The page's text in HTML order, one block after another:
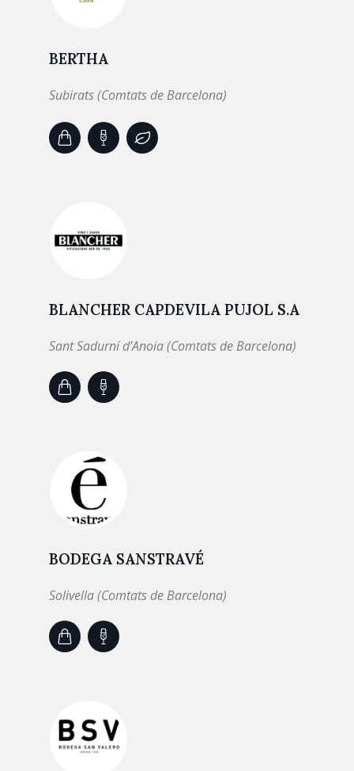
BERTHA
Subirats (Comtats de Barcelona)
BLANCHER CAPDEVILA PUJOL S.A
Sant Sadurní d’Anoia (Comtats de Barcelona)
BODEGA SANSTRAVÉ
Solivella (Comtats de Barcelona)